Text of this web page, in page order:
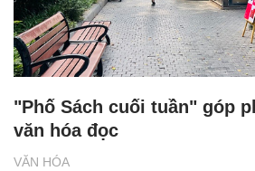
VĂN HÓA
"Phố Sách cuối tuần" góp
văn hóa đọc